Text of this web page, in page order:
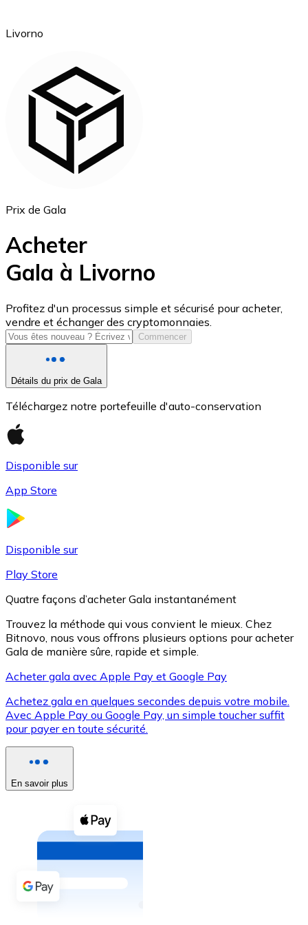
Ethereum
USD Coin
USDC
XRP
XRP
Voir toutes
Coupons crypto
Achetez des cryptomonnaies en espèces et d'autres
Acheter avec espèces
Virement SEPA
Livorno
Prix de Gala
Acheter
Gala à Livorno
Profitez d'un processus simple et sécurisé pour acheter,
vendre et échanger des cryptomonnaies.
Commencer
Détails du prix de Gala
Téléchargez notre portefeuille d'auto-conservation
Disponible sur
App Store
Disponible sur
Play Store
Quatre façons d’acheter Gala instantanément
Trouvez la méthode qui vous convient le mieux. Chez
Bitnovo, nous vous offrons plusieurs options pour acheter
Gala de manière sûre, rapide et simple.
Acheter gala avec Apple Pay et Google Pay
Achetez gala en quelques secondes depuis votre mobile.
Avec Apple Pay ou Google Pay, un simple toucher suffit
pour payer en toute sécurité.
En savoir plus